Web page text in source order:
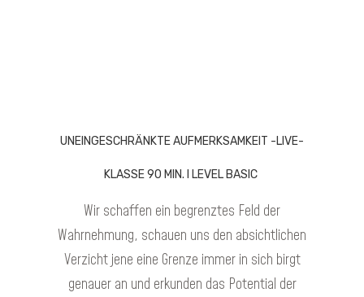
UNEINGESCHRÄNKTE AUFMERKSAMKEIT -LIVE-
KLASSE 90 MIN. I LEVEL BASIC
Wir schaffen ein begrenztes Feld der
Wahrnehmung, schauen uns den absichtlichen
Verzicht jene eine Grenze immer in sich birgt
genauer an und erkunden das Potential der